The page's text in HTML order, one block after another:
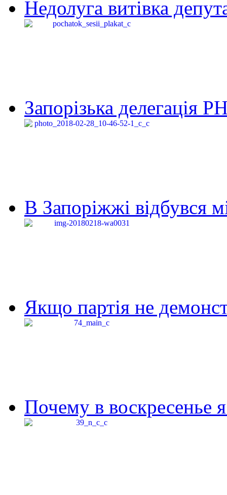
Недолуга витівка
Запорізька делегація
В Запоріжжі відбувся
Якщо партія не
Почему в воскресенье